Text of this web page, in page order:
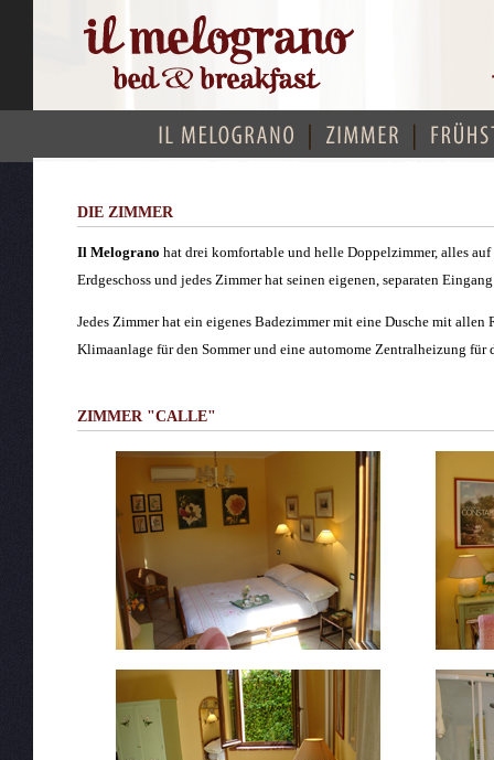
DIE ZIMMER
Il Melograno hat drei komfortable und helle Doppelzimmer, alles
Erdgeschoss und jedes Zimmer hat seinen eigenen, separaten
Jedes Zimmer hat ein eigenes Badezimmer mit eine Dusche mit allen
Klimaanlage für den Sommer und eine automome Zentralheizung für
ZIMMER "CALLE"